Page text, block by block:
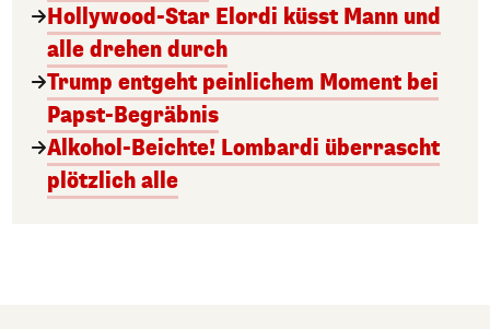
Hollywood-Star Elordi küsst Mann und
alle drehen durch
Trump entgeht peinlichem Moment bei
Papst-Begräbnis
Alkohol-Beichte! Lombardi überrascht
plötzlich alle